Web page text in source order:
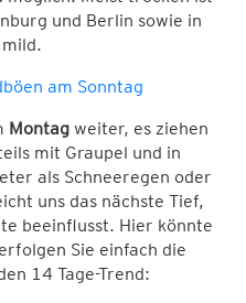
und Berlin sowie in
am Sonntag
Montag weiter, es ziehen
mit Graupel und in
als Schneeregen oder
uns das nächste Tief,
beeinflusst. Hier könnte
Sie einfach die
14 Tage-Trend: